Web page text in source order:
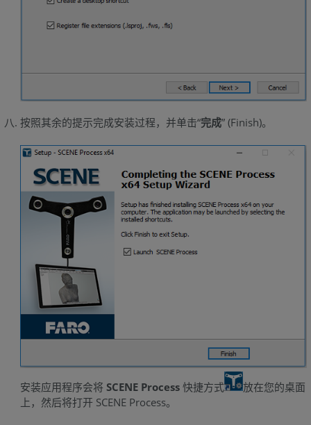
按照其余的提示完成安装过程，并单击“完成” (Finish)。
安装应用程序会将 SCENE Process 快捷方式
放在您的桌面
上，然后将打开 SCENE Process。